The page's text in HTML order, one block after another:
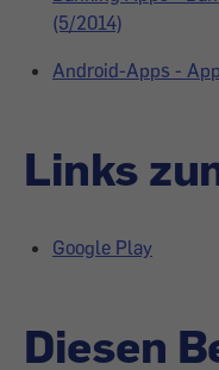
(5/2014)
Android-Apps -
Links
Google Play
Diesen